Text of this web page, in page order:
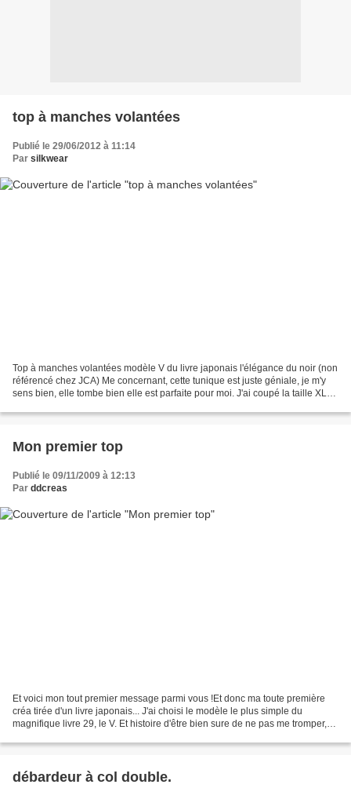
top à manches volantées
Publié le 29/06/2012 à 11:14
Par silkwear
Top à manches volantées modèle V du livre japonais l'élégance du noir (non
référencé chez JCA) Me concernant, cette tunique est juste géniale, je m'y
sens bien, elle tombe bien elle est parfaite pour moi. J'ai coupé la taille XL
Mon premier top
Publié le 09/11/2009 à 12:13
Par ddcreas
Et voici mon tout premier message parmi vous !Et donc ma toute première
créa tirée d'un livre japonais... J'ai choisi le modèle le plus simple du
magnifique livre 29, le V. Et histoire d'être bien sure de ne pas me tromper,
débardeur à col double.